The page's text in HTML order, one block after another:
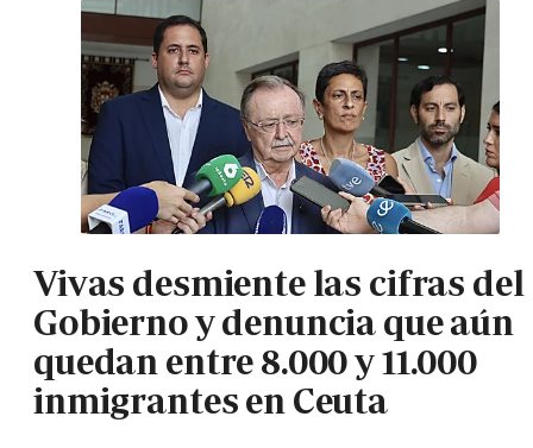
Vivas desmiente las cifras del
Gobierno y denuncia que aún
quedan entre 8.000 y 11.000
inmigrantes en Ceuta